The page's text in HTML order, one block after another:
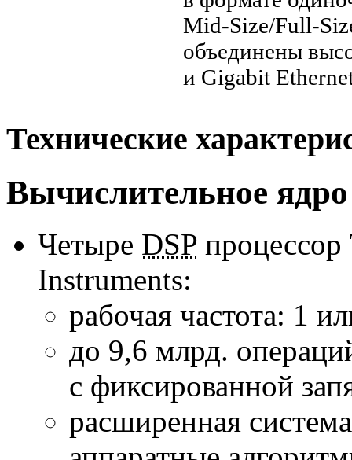
Mid-Size/Full-
объединены
и Gigabit
Технические
Вычислительное ядро
Четыре DSP
Instruments:
рабочая частота: 1
до 9,6 млрд.
с фиксированной
расширенная